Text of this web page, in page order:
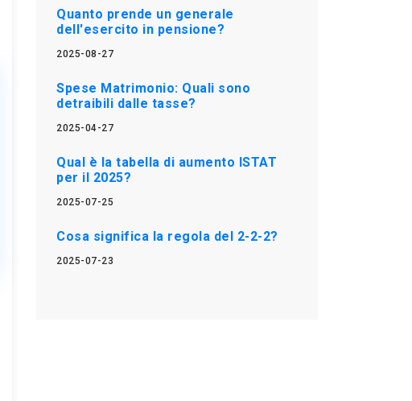
Quanto prende un generale
dell'esercito in pensione?
2025-08-27
Spese Matrimonio: Quali sono
detraibili dalle tasse?
2025-04-27
Qual è la tabella di aumento ISTAT
per il 2025?
2025-07-25
Cosa significa la regola del 2-2-2?
2025-07-23